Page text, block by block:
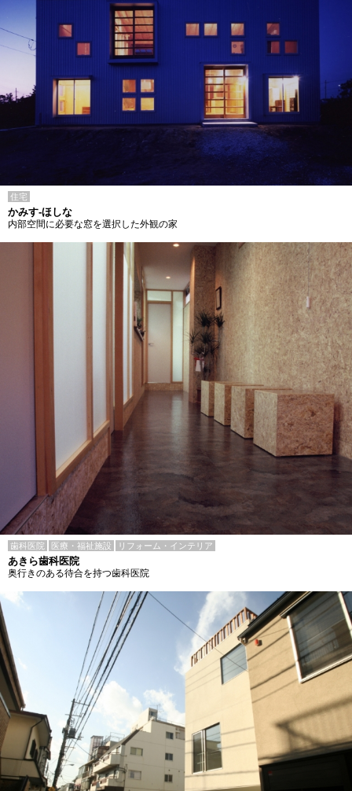
住宅
かみす-ほしな
内部空間に必要な窓を選択した外観の家
歯科医院 医療・福祉施設 リフォーム・インテリア
あきら歯科医院
奥行きのある待合を持つ歯科医院